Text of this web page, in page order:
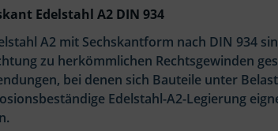
Edelstahl A2 DIN 934
A2 mit Sechskantform nach DIN 934
zu herkömmlichen Rechtsgewinden
bei denen sich Bauteile unter
Edelstahl-A2-Legierung